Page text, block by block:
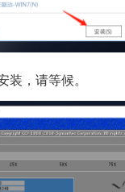
，请等候。